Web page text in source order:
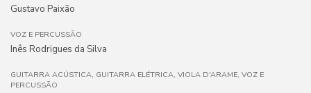
Gustavo Paixão
VOZ E PERCUSSÃO
Inês Rodrigues da Silva
GUITARRA ACÚSTICA, GUITARRA ELÉTRICA, VIOLA D'ARAME, VOZ E
PERCUSSÃO